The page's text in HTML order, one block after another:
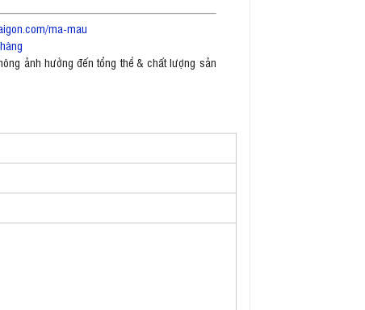
ma-mau
ảnh hưởng đến tổng thể & chất lượng sản